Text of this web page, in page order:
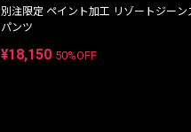
別注限定 ペイント加工 リゾートジーン
パンツ
¥18,150 50%OFF